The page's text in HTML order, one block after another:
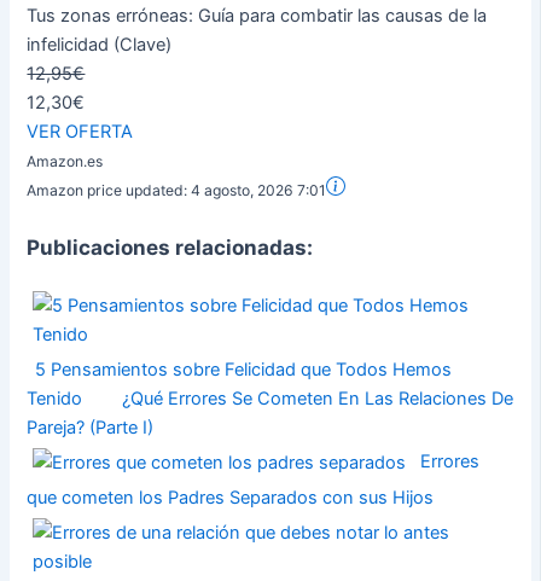
Tus zonas erróneas: Guía para combatir las causas de la
infelicidad (Clave)
12,95€
12,30€
VER OFERTA
Amazon.es
Amazon price updated:4 agosto, 2026 7:01
Publicaciones relacionadas:
5 Pensamientos sobre Felicidad que Todos Hemos
Tenido
¿Qué Errores Se Cometen En Las Relaciones De
Pareja? (Parte I)
Errores
que cometen los Padres Separados con sus Hijos